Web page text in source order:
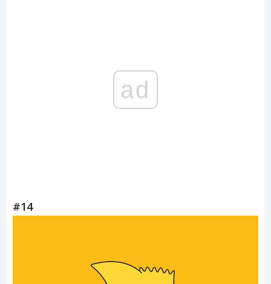
ad
#14